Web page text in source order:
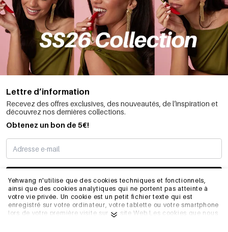
Yehwang n'utilise que des cookies techniques et fonctionnels,
ainsi que des cookies analytiques qui ne portent pas atteinte à
votre vie privée. Un cookie est un petit fichier texte qui est
enregistré sur votre ordinateur, votre tablette ou votre smartphone
lors de votre première visite sur ce site Web.Les cookies que nous
Lettre d’information
Recevez des offres exclusives, des nouveautés, de l’inspiration et
découvrez nos dernières collections.
Obtenez un bon de 5€!
JE M’INSCRIS
INFORMATIONS